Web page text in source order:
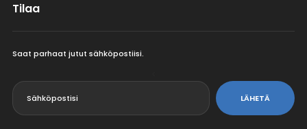
Tilaa
Saat parhaat jutut sähköpostiisi.
LÄHETÄ